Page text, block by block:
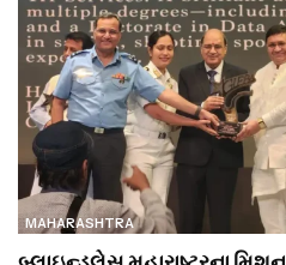
MAHARASHTRA